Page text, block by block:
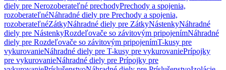
diely pre Nerozoberateľné prechodyPrechody a spojenia,
rozoberateľnéNáhradné diely pre Prechody a spojenia,
rozoberateľnéZátkyNáhradné diely pre ZátkyNástenkyNáhradné
diely pre NástenkyRozdeľovače so závitovým pripojenímNáhradné
diely pre Rozdeľovače so závitovým pripojenímT-kusy pre
vykurovanieNáhradné diely pre T-kusy pre vykurovaniePrípojky
pre vykurovanieNáhradné diely pre Prípojky pre